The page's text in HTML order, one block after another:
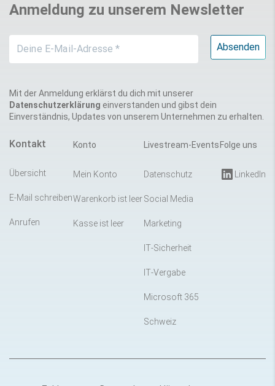
Anmeldung zu unserem Newsletter
Mit der Anmeldung erklärst du dich mit unserer
Datenschutzerklärung einverstanden und gibst dein
Einverständnis, Updates von unserem Unternehmen zu erhalten.
Kontakt
Übersicht
E-Mail schreiben
Anrufen
Konto
Mein Konto
Warenkorb ist leer
Kasse ist leer
Livestream-Events
Datenschutz
Social Media
Marketing
IT-Sicherheit
IT-Vergabe
Microsoft 365
Schweiz
Folge uns
LinkedIn